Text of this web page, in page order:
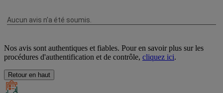
Nos avis sont authentiques et fiables. Pour en savoir plus sur les
procédures d'authentification et de contrôle, cliquez ici.
Retour en haut